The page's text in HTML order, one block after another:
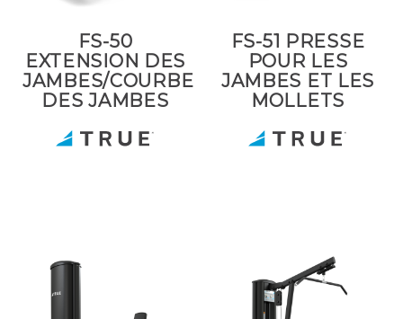
FS-50
EXTENSION DES
JAMBES/COURBE
DES JAMBES
FS-51 PRESSE
POUR LES
JAMBES ET LES
MOLLETS